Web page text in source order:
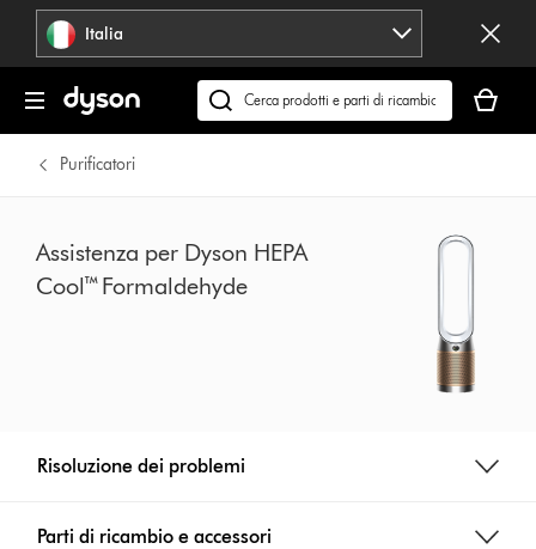
navigazione Italia
Cerca
su
carrello
è
Purificatori
Assistenza per Dyson HEPA
Cool™ Formaldehyde
Risoluzione dei problemi
Parti di ricambio e accessori